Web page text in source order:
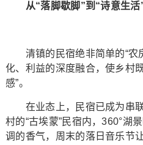
从“落脚歇脚”到“诗意生活
清镇的民宿绝非简单的“农
化、利益的深度融合，使乡村
感”。
在业态上，民宿已成为串联
村的“古埃蒙”民宿内，360°湖
调的香气，周末的落日音乐节